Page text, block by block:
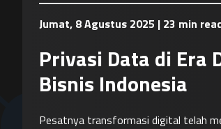
Jumat, 8 Agustus 2025 | 23 min
Privasi Data di Era
Bisnis Indonesia
Pesatnya transformasi digital telah